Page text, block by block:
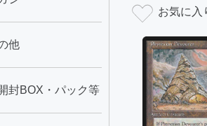
他
封BOX・パック等